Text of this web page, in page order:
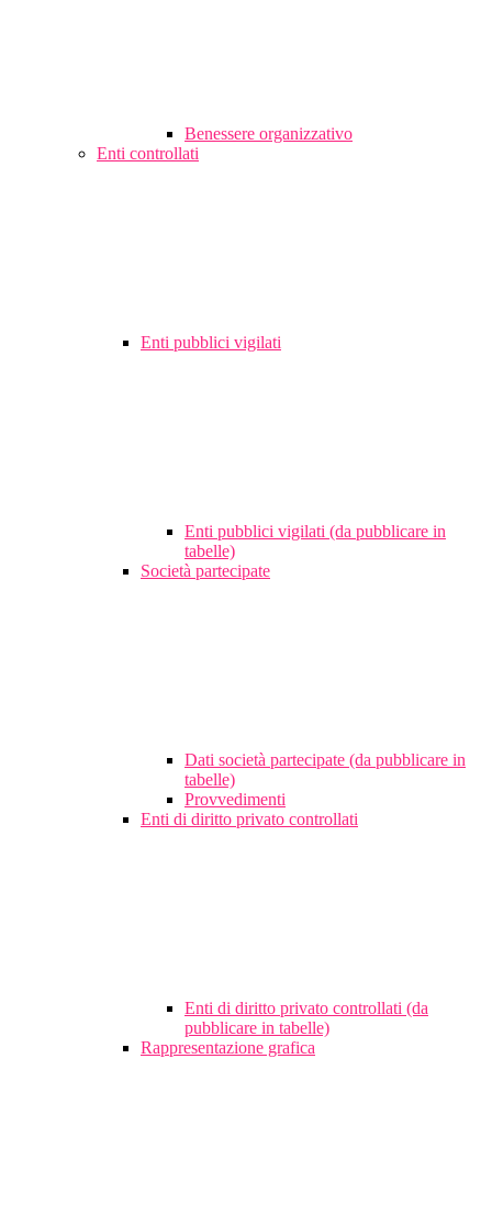
Benessere organizzativo
Enti controllati
Enti pubblici vigilati
Enti pubblici vigilati (da pubblicare in
tabelle)
Società partecipate
Dati società partecipate (da pubblicare in
tabelle)
Provvedimenti
Enti di diritto privato controllati
Enti di diritto privato controllati (da
pubblicare in tabelle)
Rappresentazione grafica